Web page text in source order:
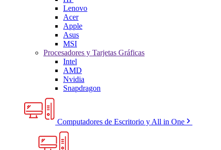
Lenovo
Acer
Apple
Asus
MSI
Procesadores y Tarjetas Gráficas
Intel
AMD
Nvidia
Snapdragon
Computadores de Escritorio y All in One